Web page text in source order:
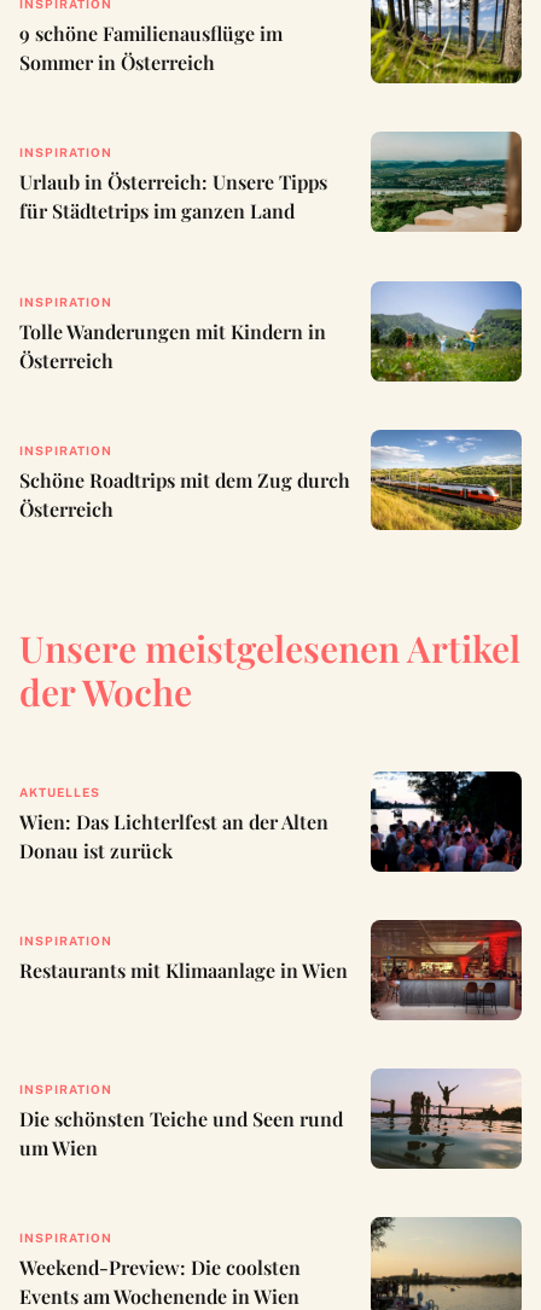
INSPIRATION
9 schöne Familienausflüge im
Sommer in Österreich
INSPIRATION
Urlaub in Österreich: Unsere Tipps
für Städtetrips im ganzen Land
INSPIRATION
Tolle Wanderungen mit Kindern in
Österreich
INSPIRATION
Schöne Roadtrips mit dem Zug durch
Österreich
Unsere meistgelesenen Artikel
der Woche
AKTUELLES
Wien: Das Lichterlfest an der Alten
Donau ist zurück
INSPIRATION
Restaurants mit Klimaanlage in Wien
INSPIRATION
Die schönsten Teiche und Seen rund
um Wien
INSPIRATION
Weekend-Preview: Die coolsten
Events am Wochenende in Wien